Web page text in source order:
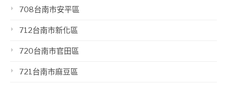
708台南市安平區
712台南市新化區
720台南市官田區
721台南市麻豆區